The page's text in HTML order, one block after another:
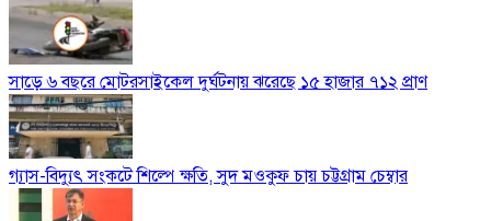
সাড়ে ৬ বছরে মোটরসাইকেল দুর্ঘটনায় ঝরেছে ১৫ হাজার ৭১২ প্রাণ
গ্যাস-বিদ্যুৎ সংকটে শিল্পে ক্ষতি, সুদ মওকুফ চায় চট্টগ্রাম চেম্বার